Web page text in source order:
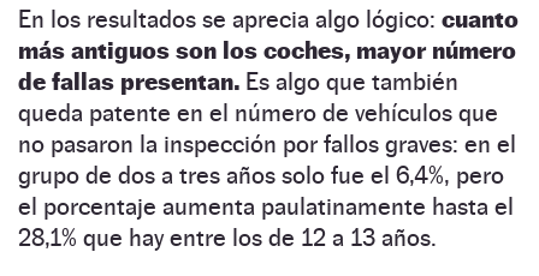
En los resultados se aprecia algo lógico: cuanto
más antiguos son los coches, mayor número
de fallas presentan. Es algo que también
queda patente en el número de vehículos que
no pasaron la inspección por fallos graves: en el
grupo de dos a tres años solo fue el 6,4%, pero
el porcentaje aumenta paulatinamente hasta el
28,1% que hay entre los de 12 a 13 años.